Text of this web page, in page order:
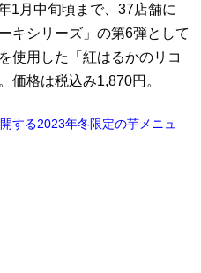
1月中旬頃まで、37店舗に
キシリーズ」の第6弾として
使用した「紅はるかのリコ
価格は税込み1,870円。
する2023年冬限定の芋メニュ